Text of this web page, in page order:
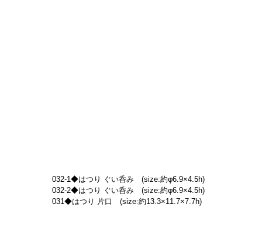
032-1◆はつり ぐい呑み　(size:約φ6.9×4.5h)
032-2◆はつり ぐい呑み　(size:約φ6.9×4.5h)
031◆はつり 片口　(size:約13.3×11.7×7.7h)